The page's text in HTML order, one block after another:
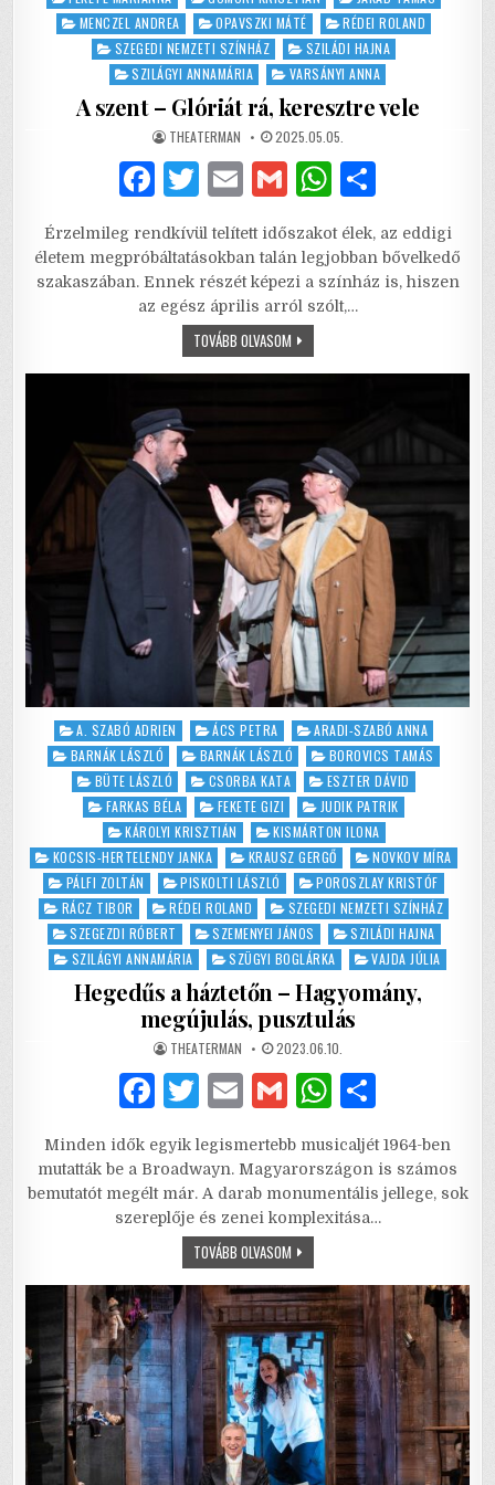
MENCZEL ANDREA
OPAVSZKI MÁTÉ
RÉDEI ROLAND
SZEGEDI NEMZETI SZÍNHÁZ
SZILÁDI HAJNA
SZILÁGYI ANNAMÁRIA
VARSÁNYI ANNA
A szent – Glóriát rá, keresztre vele
AUTHOR:
THEATERMAN PUBLISHED
2025.05.05.
F
c
e
b
k
T
it
te
r
E
ai
l
G
ai
l
W
at
s
A
ar
e
Érzelmileg rendkívül telített időszakot élek, az eddigi
életem megpróbáltatásokban talán legjobban bővelkedő
szakaszában. Ennek részét képezi a színház is, hiszen
az egész április arról szólt,…
TOVÁBB OLVASOMA
SZENT
–
Posted
in
A. SZABÓ ADRIEN ÁCS PETRA
ARADI-SZABÓ ANNA
BARNÁK LÁSZLÓ
BARNÁK LÁSZLÓ
BOROVICS TAMÁS
BÜTE LÁSZLÓ
CSORBA KATA
ESZTER DÁVID
FARKAS BÉLA
FEKETE GIZI
JUDIK PATRIK
KÁROLYI KRISZTIÁN
KISMÁRTON ILONA
KOCSIS-HERTELENDY JANKA
KRAUSZ GERGŐ
NOVKOV MÍRA
PÁLFI ZOLTÁN
PISKOLTI LÁSZLÓ
POROSZLAY KRISTÓF
RÁCZ TIBOR
RÉDEI ROLAND
SZEGEDI NEMZETI SZÍNHÁZ
SZEGEZDI RÓBERT
SZEMENYEI JÁNOS
SZILÁDI HAJNA
SZILÁGYI ANNAMÁRIA
SZÜGYI BOGLÁRKA VAJDA JÚLIA
Hegedűs a háztetőn – Hagyomány,
megújulás, pusztulás
AUTHOR:
THEATERMAN PUBLISHED
DATE:
2023.06.10.
F
c
e
b
o
k
T
it
te
r
E
ai
l
G
ai
l
W
at
s
A
p
ar
e
Minden idők egyik legismertebb musicaljét 1964-ben
mutatták be a Broadwayn. Magyarországon is számos
bemutatót megélt már. A darab monumentális jellege, sok
szereplője és zenei komplexitása…
TOVÁBB OLVASOMHEGEDŰS
A
–
HAGYOMÁNY,
MEGÚJULÁS,
PUSZTULÁS